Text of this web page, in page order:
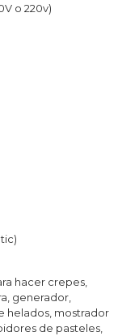
o 220v)
hacer crepes,
generador,
helados, mostrador
de pasteles,